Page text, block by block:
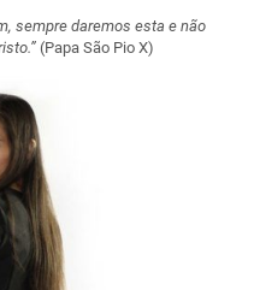
sempre daremos esta e não
(Papa São Pio X)